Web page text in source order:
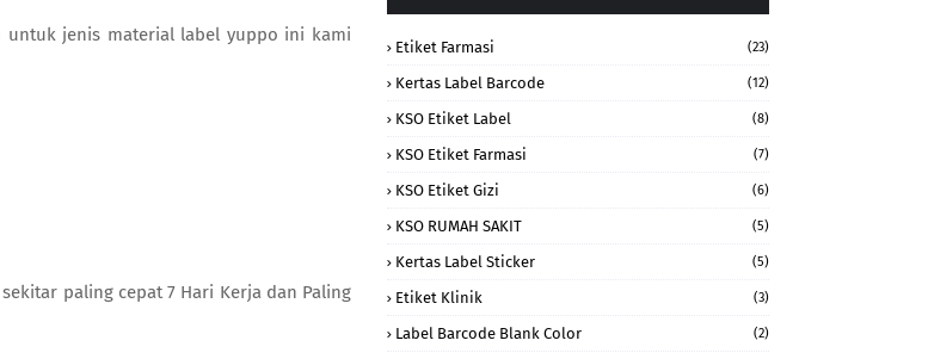
untuk jenis material label yuppo ini kami
paling cepat 7 Hari Kerja dan Paling
Etiket Farmasi (23)
Kertas Label Barcode (12)
KSO Etiket Label (8)
KSO Etiket Farmasi (7)
KSO Etiket Gizi (6)
KSO RUMAH SAKIT (5)
Kertas Label Sticker (5)
Etiket Klinik (3)
Label Barcode Blank Color (2)